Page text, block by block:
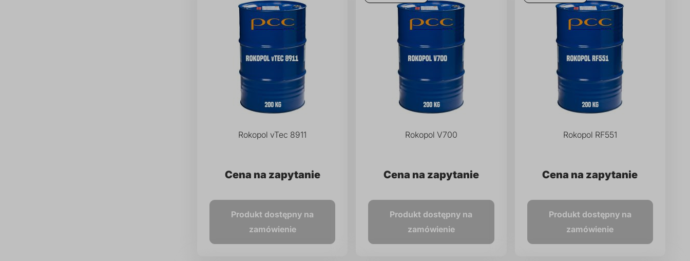
Rokopol vTec 8911
Cena na zapytanie
Produkt dostępny na
zamówienie
Rokopol V700
Cena na zapytanie
Produkt dostępny na
zamówienie
Rokopol RF551
Cena na zapytanie
Produkt dostępny na
zamówienie